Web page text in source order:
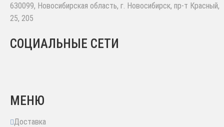
630099, Новосибирская область, г. Новосибирск, пр-т Красный,
25, 205
СОЦИАЛЬНЫЕ СЕТИ
МЕНЮ
Доставка